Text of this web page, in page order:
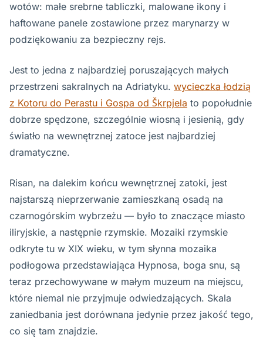
wotów: małe srebrne tabliczki, malowane ikony i
haftowane panele zostawione przez marynarzy w
podziękowaniu za bezpieczny rejs.
Jest to jedna z najbardziej poruszających małych
przestrzeni sakralnych na Adriatyku. wycieczka łodzią
z Kotoru do Perastu i Gospa od Škrpjela to popołudnie
dobrze spędzone, szczególnie wiosną i jesienią, gdy
światło na wewnętrznej zatoce jest najbardziej
dramatyczne.
Risan, na dalekim końcu wewnętrznej zatoki, jest
najstarszą nieprzerwanie zamieszkaną osadą na
czarnogórskim wybrzeżu — było to znaczące miasto
iliryjskie, a następnie rzymskie. Mozaiki rzymskie
odkryte tu w XIX wieku, w tym słynna mozaika
podłogowa przedstawiająca Hypnosa, boga snu, są
teraz przechowywane w małym muzeum na miejscu,
które niemal nie przyjmuje odwiedzających. Skala
zaniedbania jest dorównana jedynie przez jakość tego,
co się tam znajdzie.